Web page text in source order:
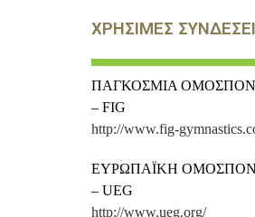
ΧΡΗΣΙΜΕΣ
ΠΑΓΚΟΣΜΙΑ
– FIG
http://www.fig-
ΕΥΡΩΠΑΪΚΗ
– UEG
http://www.ueg.org/